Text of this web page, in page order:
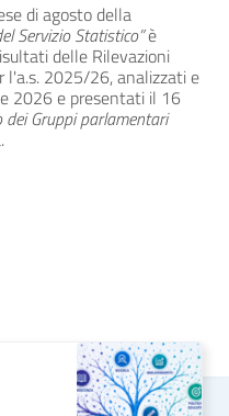
di agosto della
Servizio Statistico”è
delle Rilevazioni
l'a.s. 2025/26, analizzati e
2026 e presentati il 16
Gruppi parlamentari